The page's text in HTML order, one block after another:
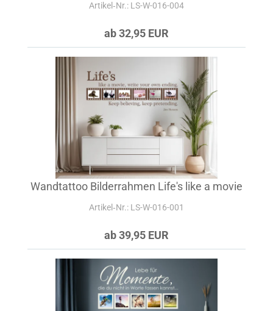
Artikel‑Nr.: LS-W-016-004
ab 32,95 EUR
Wandtattoo Bilderrahmen Life's like a movie
Artikel‑Nr.: LS-W-016-001
ab 39,95 EUR